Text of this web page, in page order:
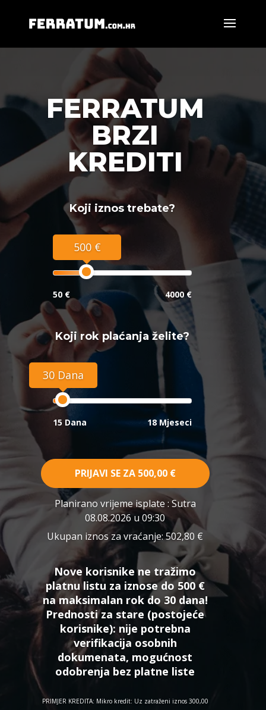
FERRATUM
BRZI
KREDITI
Koji iznos trebate?
500 €
50 € 4000 €
Koji rok plaćanja želite?
30 Dana
15 Dana 18 Mjeseci
PRIJAVI SE ZA 500,00 €
Planirano vrijeme isplate : Sutra
08.08.2026 u 09:30
Ukupan iznos za vraćanje:502,80 €
Nove korisnike ne tražimo
platnu listu za iznose do 500 €
na maksimalan rok do 30 dana!
Prednosti za stare (postojeće
korisnike): nije potrebna
verifikacija osobnih
dokumenata, mogućnost
odobrenja bez platne liste
PRIMJER KREDITA: Mikro kredit: Uz zatraženi iznos 300,00